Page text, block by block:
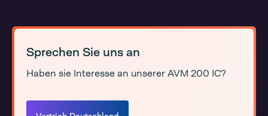
Sprechen Sie uns an
Haben sie Interesse an unserer AVM 200 IC?